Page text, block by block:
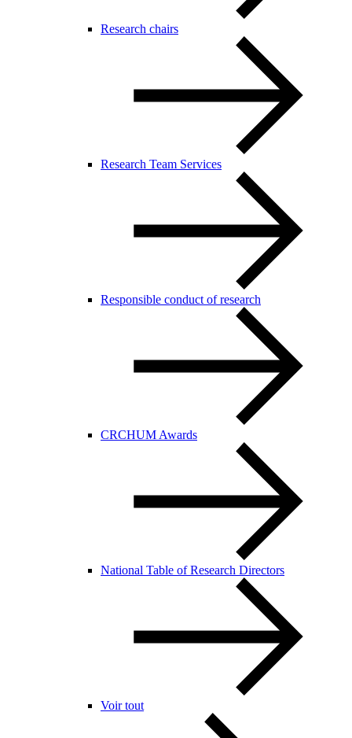
Research chairs
Research Team Services
Responsible conduct of research
CRCHUM Awards
National Table of Research Directors
Voir tout